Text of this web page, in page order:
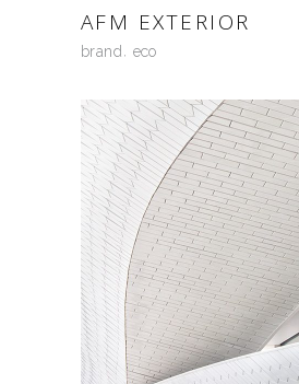
AFM EXTERIOR
brand eco